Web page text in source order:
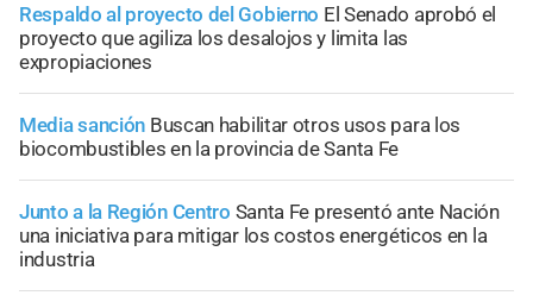
Respaldo al proyecto del Gobierno El Senado aprobó el
proyecto que agiliza los desalojos y limita las
expropiaciones
Media sanción Buscan habilitar otros usos para los
biocombustibles en la provincia de Santa Fe
Junto a la Región Centro Santa Fe presentó ante Nación
una iniciativa para mitigar los costos energéticos en la
industria